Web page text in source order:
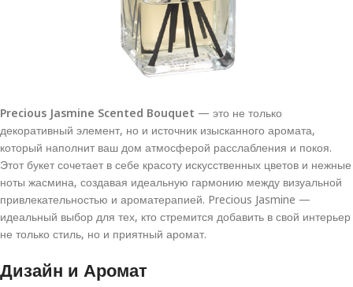
Precious Jasmine Scented Bouquet — это не только
декоративный элемент, но и источник изысканного аромата,
который наполнит ваш дом атмосферой расслабления и покоя.
Этот букет сочетает в себе красоту искусственных цветов и нежные
ноты жасмина, создавая идеальную гармонию между визуальной
привлекательностью и ароматерапией. Precious Jasmine —
идеальный выбор для тех, кто стремится добавить в свой интерьер
не только стиль, но и приятный аромат.
Дизайн и Аромат